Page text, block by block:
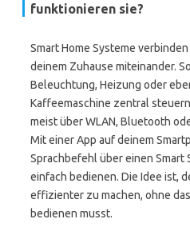
funktionieren sie?
Smart Home Systeme
deinem Zuhause miteinander.
Beleuchtung, Heizung oder
Kaffeemaschine zentral
meist über WLAN, Bluetooth
Mit einer App auf deinem
Sprachbefehl über einen Smart
einfach bedienen. Die Idee ist,
effizienter zu machen, ohne
bedienen musst.